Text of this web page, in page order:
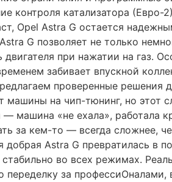
контроля катализатора
Opel Astra G остается
G позволяет не только
при нажатии на газ.
забивает впускной
проверенные решения
на чип-тюнинг, но этот
машина «не ехала», работала
за кем-то — всегда сложнее,
Astra G превратилась в
во всех режимах.
за профессиОналами,